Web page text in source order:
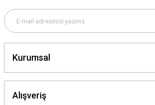
Kurumsal
Alışveriş